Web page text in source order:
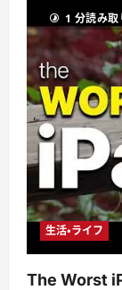
1 分読み取
生活・ライフ
The Worst